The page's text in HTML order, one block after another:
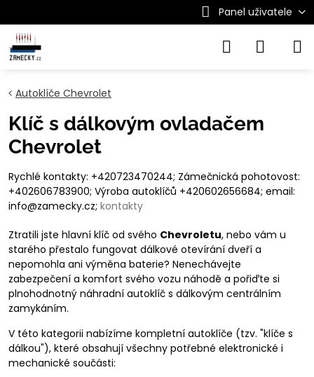
Panel uživatele
Autoklíče Chevrolet
Klíč s dálkovým ovladačem
Chevrolet
Rychlé kontakty: +420723470244; Zámečnická pohotovost:
+402606783900; Výroba autoklíčů +420602656684; email:
info@zamecky.cz; kontakty
Ztratili jste hlavní klíč od svého Chevroletu, nebo vám u
starého přestalo fungovat dálkové otevírání dveří a
nepomohla ani výměna baterie? Nenechávejte
zabezpečení a komfort svého vozu náhodě a pořiďte si
plnohodnotný náhradní autoklíč s dálkovým centrálním
zamykáním.
V této kategorii nabízíme kompletní autoklíče (tzv. "klíče s
dálkou"), které obsahují všechny potřebné elektronické i
mechanické součásti: